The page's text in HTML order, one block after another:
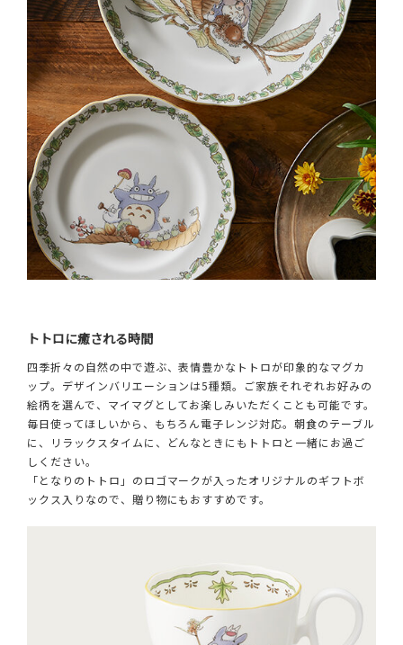
トトロに癒される時間
四季折々の自然の中で遊ぶ、表情豊かなトトロが印象的なマグカ
ップ。デザインバリエーションは5種類。ご家族それぞれお好みの
絵柄を選んで、マイマグとしてお楽しみいただくことも可能です。
毎日使ってほしいから、もちろん電子レンジ対応。朝食のテーブル
に、リラックスタイムに、どんなときにもトトロと一緒にお過ご
しください。
「となりのトトロ」のロゴマークが入ったオリジナルのギフトボ
ックス入りなので、贈り物にもおすすめです。